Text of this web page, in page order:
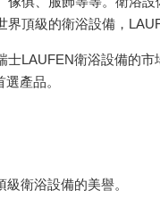
頂級的衛浴設備，
LAUFEN衛浴設備的
產品。
衛浴設備的美譽。